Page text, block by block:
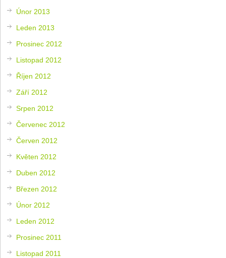
Únor 2013
Leden 2013
Prosinec 2012
Listopad 2012
Říjen 2012
Září 2012
Srpen 2012
Červenec 2012
Červen 2012
Květen 2012
Duben 2012
Březen 2012
Únor 2012
Leden 2012
Prosinec 2011
Listopad 2011